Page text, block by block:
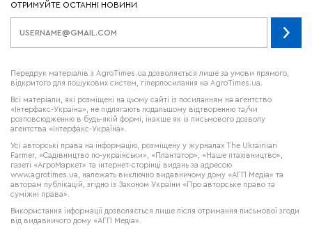
ОТРИМУЙТЕ ОСТАННІ НОВИНИ
Передрук матеріалів з AgroTimes.ua дозволяється лише за умови прямого,
відкритого для пошукових систем, гіперпосилання на AgroTimes.ua.
Всі матеріали, які розміщені на цьому сайті із посиланням на агентство
«Інтерфакс-Україна», не підлягають подальшому відтворенню та/чи
розповсюдженню в будь-якій формі, інакше як із письмового дозволу
агентства «Інтерфакс-Україна».
Усі авторські права на інформацію, розміщену у журналах The Ukrainian
Farmer , «Садівництво по-українськи», «Плантатор», «Наше птахівництво»,
газеті «АгроМаркет» та інтернет-сторінці видань за адресою
www.agrotimes.ua,
належать виключно видавничому дому «АГП Медіа» та
авторам публікацій, згідно із Законом України «Про авторське право та
суміжні права».
Використання інформації дозволяється лише після отримання письмової згоди
від видавничого дому «АГП Медіа».